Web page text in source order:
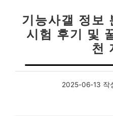
기능사갤 정보
시험 후기 및
천
2025-06-13 작